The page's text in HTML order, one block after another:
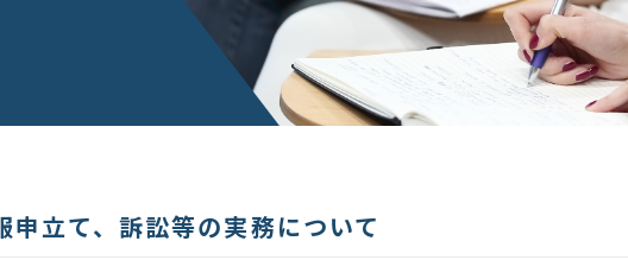
公益・メセナ活動
立て、訴訟等の実務について